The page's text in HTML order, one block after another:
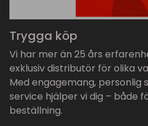
Trygga köp
Vi har mer än 25 års
exklusiv distributör för olika
Med engagemang, personlig
service hjälper vi dig – både
beställning.